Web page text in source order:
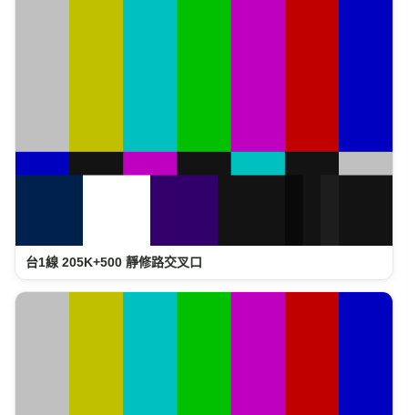
台1線 205K+500 靜修路交叉口